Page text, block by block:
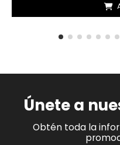
Únete a
Obtén toda la